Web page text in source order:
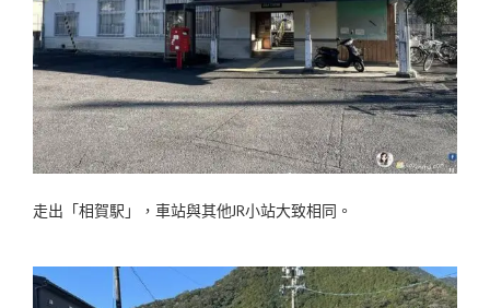
走出「相賀駅」，車站與其他JR小站大致相同。